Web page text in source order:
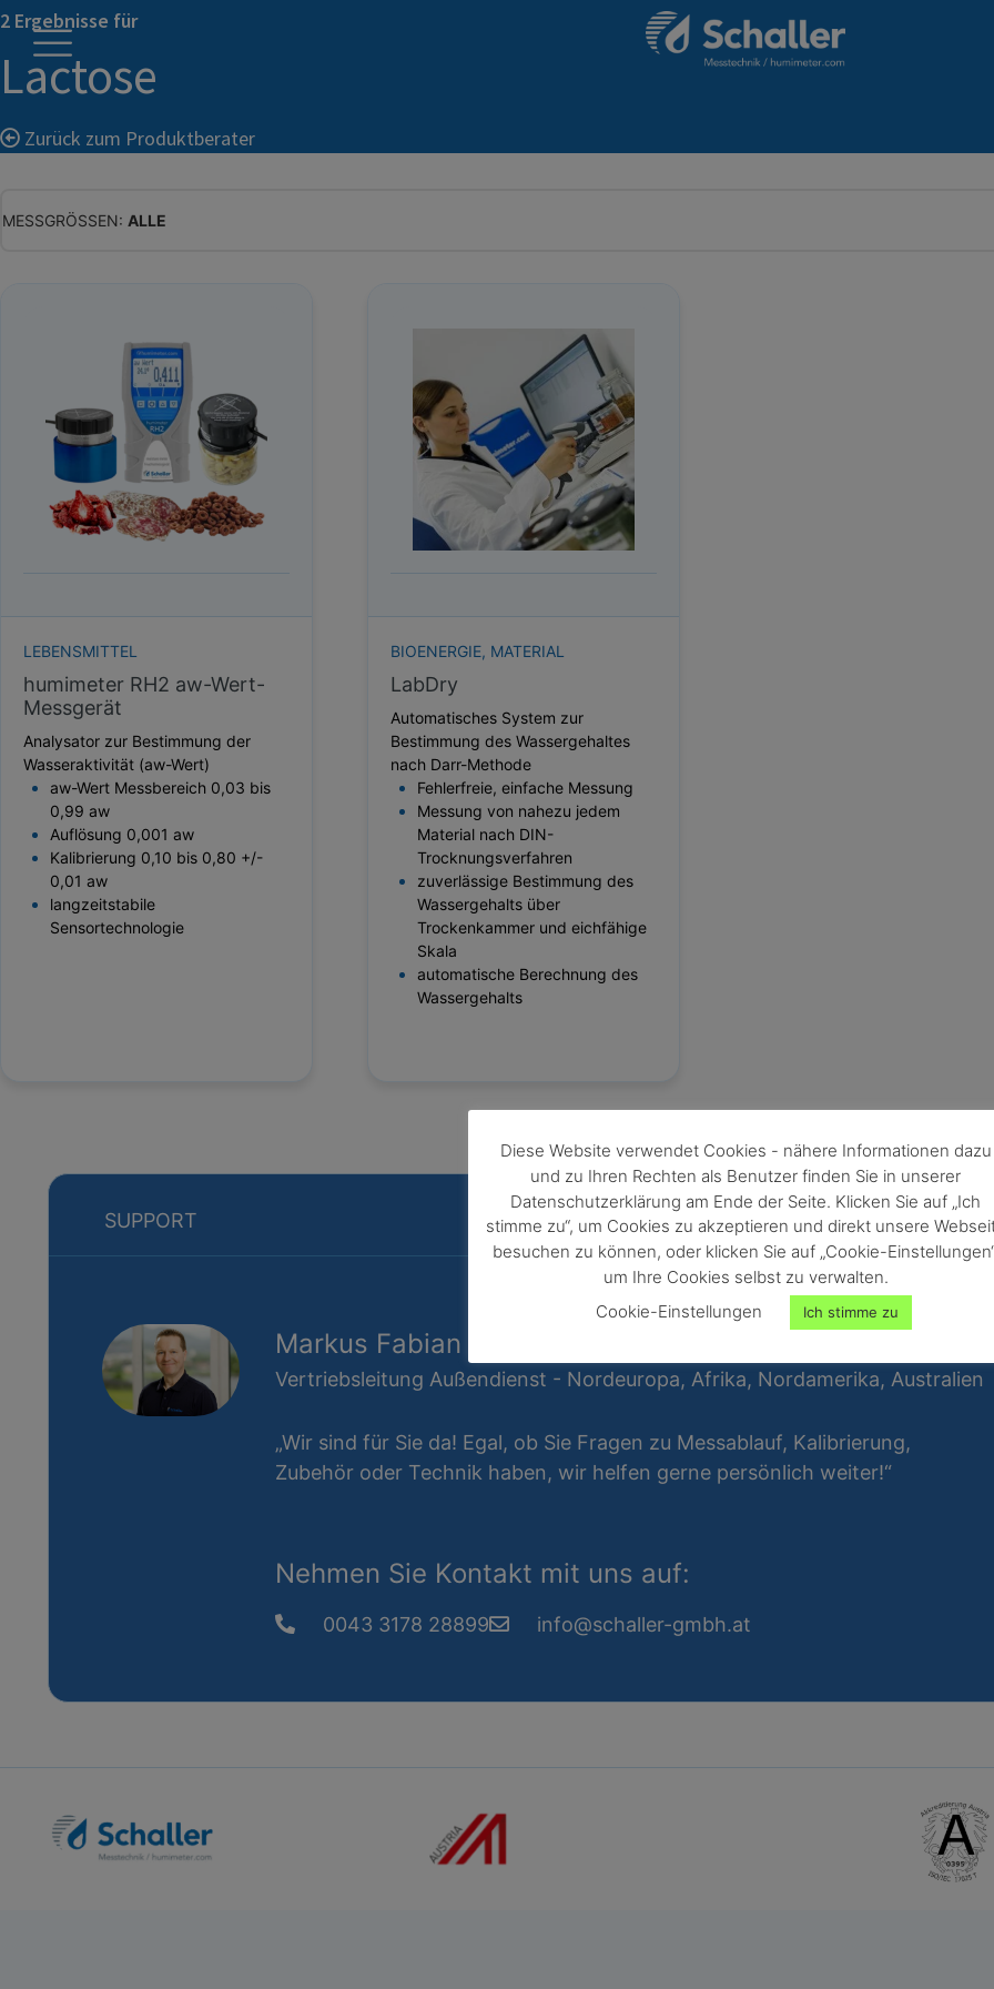
2 Ergebnisse für
Lactose
Zurück zum Produktberater
MESSGRÖSSEN: ALLE
RELATIVE FEUCHTE
ABSOLUTE FEUCHTE
TEMPERATUR
GLEICHGEWICHTSFEUCHTE
WASSERAKTIVITÄT
TROCKENSUBSTANZ
HEKTOLITERGEWICHT
TAUPUNKT
LEBENSMITTEL
humimeter RH2 aw-Wert-
Messgerät
Analysator zur Bestimmung der
Wasseraktivität (aw-Wert)
aw-Wert Messbereich 0,03 bis
0,99 aw
Auflösung 0,001 aw
Kalibrierung 0,10 bis 0,80 +/-
0,01 aw
langzeitstabile
Sensortechnologie
BIOENERGIE, MATERIAL
LabDry
Automatisches System zur
Bestimmung des Wassergehaltes
nach Darr-Methode
Fehlerfreie, einfache Messung
Messung von nahezu jedem
Material nach DIN-
Trocknungsverfahren
zuverlässige Bestimmung des
Wassergehalts über
Trockenkammer und eichfähige
Skala
automatische Berechnung des
Wassergehalts
SUPPORT
Markus Fabian
Vertriebsleitung Außendienst - Nordeuropa, Afrika, Nordamerika, Australien
„Wir sind für Sie da! Egal, ob Sie Fragen zu Messablauf, Kalibrierung,
Zubehör oder Technik haben, wir helfen gerne persönlich weiter!“
Nehmen Sie Kontakt mit uns auf:
0043 3178 28899 info@schaller-gmbh.at
Diese Website verwendet Cookies - nähere Informationen dazu
und zu Ihren Rechten als Benutzer finden Sie in unserer
Datenschutzerklärung am Ende der Seite. Klicken Sie auf „Ich
stimme zu“, um Cookies zu akzeptieren und direkt unsere
besuchen zu können, oder klicken Sie auf „Cookie-
um Ihre Cookies selbst zu verwalten.
Cookie-Einstellungen
Ich stimme zu